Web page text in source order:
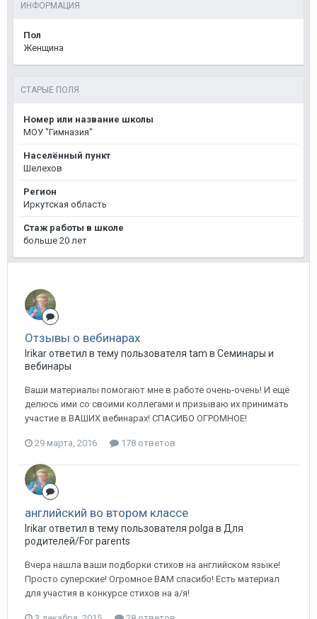
ИНФОРМАЦИЯ
Пол
Женщина
СТАРЫЕ ПОЛЯ
Номер или название школы
МОУ "Гимназия"
Населённый пункт
Шелехов
Регион
Иркутская область
Стаж работы в школе
больше 20 лет
Отзывы о вебинарах
Irikar ответил в тему пользователя tam в Семинары и
вебинары
Ваши материалы помогают мне в работе очень-очень! И ещё
делюсь ими со своими коллегами и призываю их принимать
участие в ВАШИХ вебинарах! СПАСИБО ОГРОМНОЕ!
29 марта, 2016 178 ответов
английский во втором классе
Irikar ответил в тему пользователя polga в Для
родителей/For parents
Вчера нашла ваши подборки стихов на английском языке!
Просто суперские! Огромное ВАМ спасибо! Есть материал
для участия в конкурсе стихов на а/я!